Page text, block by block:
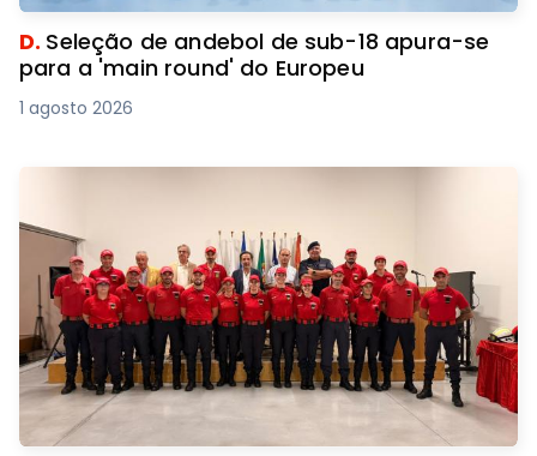
D. Seleção de andebol de sub-18 apura-se
para a 'main round' do Europeu
1 agosto 2026